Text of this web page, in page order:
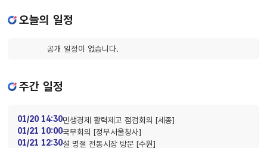
오늘의 일정
공개 일정이 없습니다.
주간 일정
01/20 14:30민생경제 활력제고 점검회의 [세종]
01/21 10:00국무회의 [정부서울청사]
01/21 12:30설 명절 전통시장 방문 [수원]